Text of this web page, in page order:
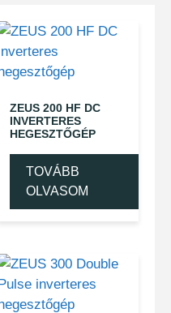
ZEUS 200 HF DC
INVERTERES
HEGESZTŐGÉP
TOVÁBB
OLVASOM